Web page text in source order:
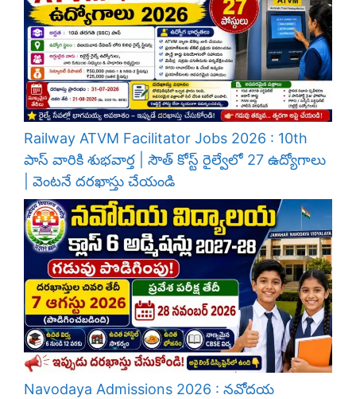
Railway ATVM Facilitator Jobs 2026 : 10th
పాస్ వారికి శుభవార్త | సౌత్ కోస్ట్ రైల్వేలో 27 ఉద్యోగాలు
| వెంటనే దరఖాస్తు చేయండి
Navodaya Admissions 2026 : నవోదయ